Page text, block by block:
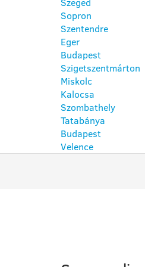
Sopron
Szentendre
Eger
Budapest
Szigetszentmárton
Miskolc
Kalocsa
Szombathely
Tatabánya
Budapest
Velence